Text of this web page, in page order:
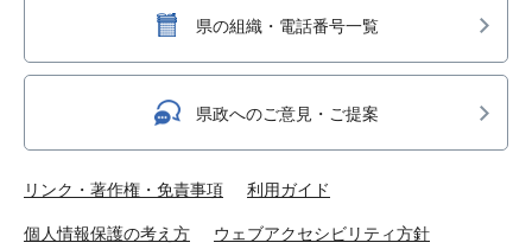
県の組織・電話番号一覧
県政へのご意見・ご提案
リンク・著作権・免責事項 利用ガイド
個人情報保護の考え方 ウェブアクセシビリティ方針